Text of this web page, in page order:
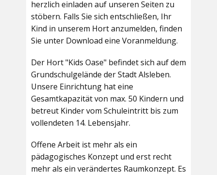
herzlich einladen auf unseren Seiten zu
stöbern. Falls Sie sich entschließen, Ihr
Kind in unserem Hort anzumelden, finden
Sie unter Download eine Voranmeldung.
Der Hort "Kids Oase" befindet sich auf dem
Grundschulgelände der Stadt Alsleben.
Unsere Einrichtung hat eine
Gesamtkapazität von max. 50 Kindern und
betreut Kinder vom Schuleintritt bis zum
vollendeten 14. Lebensjahr.
Offene Arbeit ist mehr als ein
pädagogisches Konzept und erst recht
mehr als ein verändertes Raumkonzept. Es